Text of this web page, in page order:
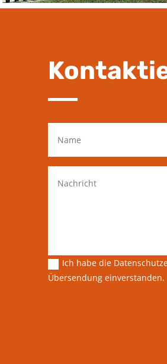
Ich habe die
Übersendung einverstanden.